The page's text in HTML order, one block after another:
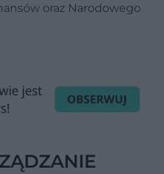
oraz Narodowego